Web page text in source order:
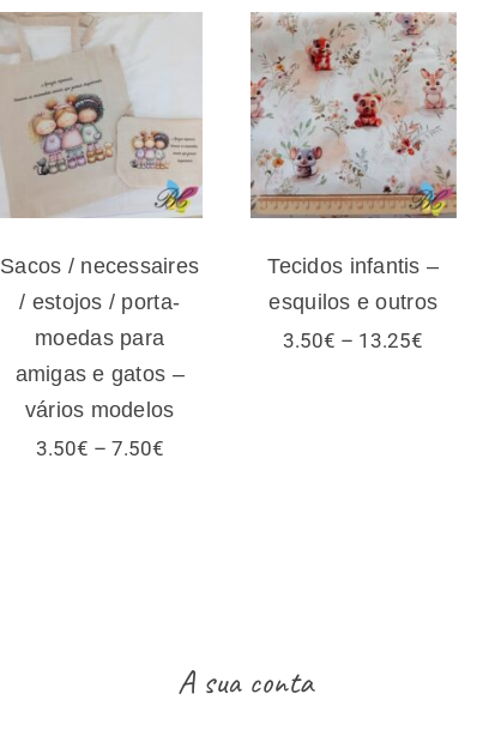
Sacos /
necessaires /
estojos / porta-
moedas para
amigas e gatos –
vários modelos
Sacos / necessaires
/ estojos / porta-
moedas para
amigas e gatos –
vários modelos
3.50€ – 7.50€Price
Tecidos infantis
– esquilos e
outros
Tecidos infantis –
esquilos e outros
3.50€ – 13.25€
A sua conta